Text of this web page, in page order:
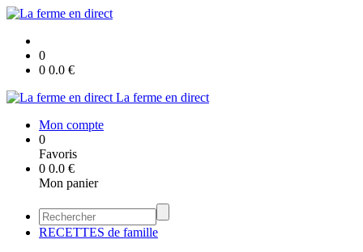
0
0 0.0 €
La ferme en direct
Mon compte
0
Favoris
0 0.0 €
Mon panier
RECETTES de famille